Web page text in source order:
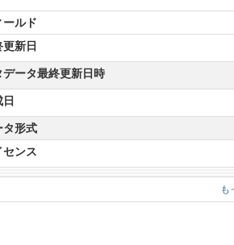
ールド
新日
データ最終更新日時
タ形式
センス
も
町）